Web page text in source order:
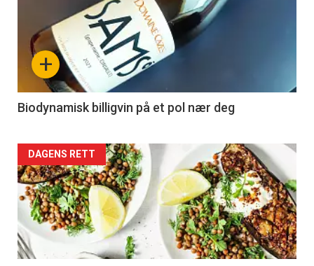
+
Biodynamisk billigvin på et pol nær deg
DAGENS RETT